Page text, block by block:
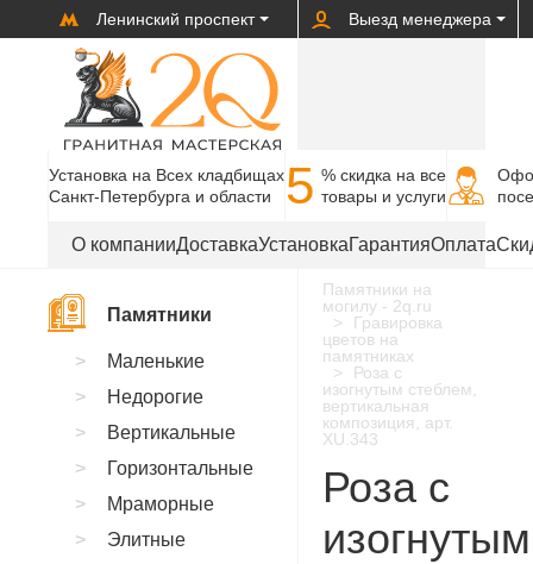
Ленинский проспект Выезд менеджера
Установка на Всех кладбищах
Санкт-Петербурга и области
5 % cкидка на все
товары и услуги
О компанииДоставкаУстановкаГарантияОплата
Памятники на
могилу - 2q.ru
Гравировка
цветов на
памятниках
Роза с
изогнутым стеблем,
вертикальная
композиция, арт.
XU.343
Роза с
изогнутым
Памятники
Маленькие
Недорогие
Вертикальные
Горизонтальные
Мраморные
Элитные